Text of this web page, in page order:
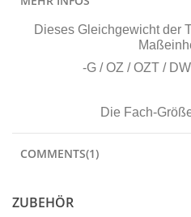
Dieses Gleichgewicht der
-G / OZ / OZT /
Die Fach-
COMMENTS(1)
ZUBEHÖR